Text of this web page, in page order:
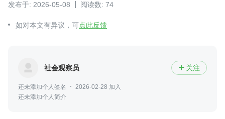
发布于: 2026-05-08 阅读数: 74
如对本文有异议，可点此反馈
社会观察员  关注
还未添加个人签名
2026-02-28 加入
还未添加个人简介